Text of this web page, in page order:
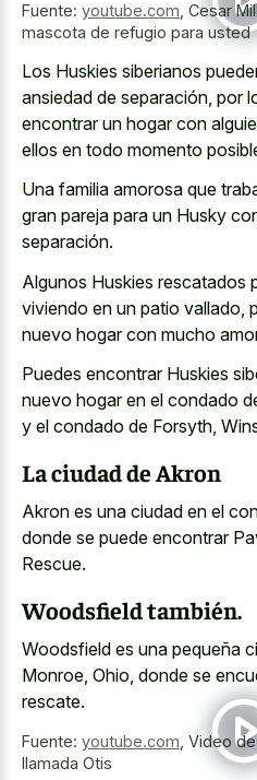
Fuente: youtube.com Cesar
mascota de refugio para usted
Los Huskies siberianos
ansiedad de separación, por
encontrar un hogar con
ellos en todo momento
Una familia amorosa que
gran pareja para un Husky
separación.
Algunos Huskies rescatados
viviendo en un patio vallado,
nuevo hogar con mucho
Puedes encontrar Huskies
nuevo hogar en el condado
y el condado de Forsyth,
La ciudad de Akron
Akron es una ciudad en el
donde se puede encontrar
Rescue.
Woodsfield también.
Woodsfield es una pequeña
Monroe, Ohio, donde se
rescate.
Fuente: youtube.com Video
llamada Otis